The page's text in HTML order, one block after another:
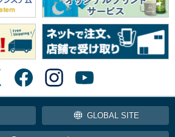
GLOBAL SITE